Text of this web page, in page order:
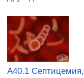
A40.1 Септицемия,